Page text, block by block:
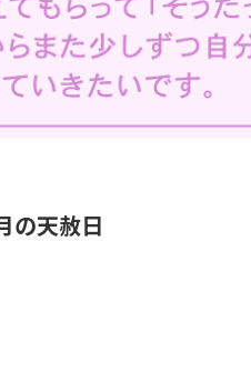
の天赦日